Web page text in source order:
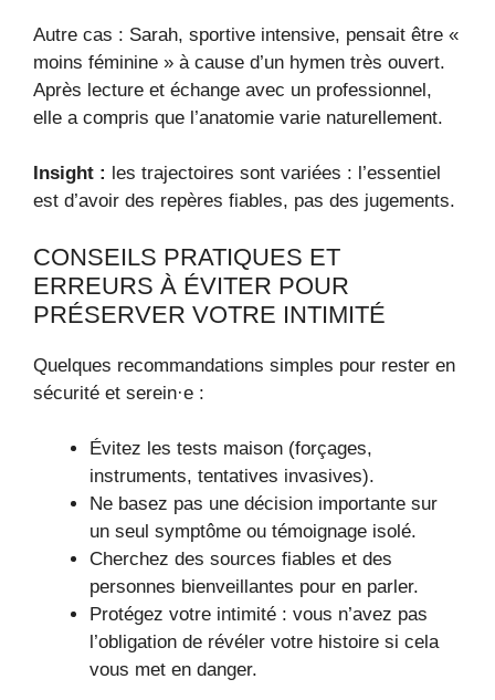
Autre cas : Sarah, sportive intensive, pensait être «
moins féminine » à cause d’un hymen très ouvert.
Après lecture et échange avec un professionnel,
elle a compris que l’anatomie varie naturellement.
Insight : les trajectoires sont variées : l’essentiel
est d’avoir des repères fiables, pas des jugements.
CONSEILS PRATIQUES ET
ERREURS À ÉVITER POUR
PRÉSERVER VOTRE INTIMITÉ
Quelques recommandations simples pour rester en
sécurité et serein·e :
Évitez les tests maison (forçages,
instruments, tentatives invasives).
Ne basez pas une décision importante sur
un seul symptôme ou témoignage isolé.
Cherchez des sources fiables et des
personnes bienveillantes pour en parler.
Protégez votre intimité : vous n’avez pas
l’obligation de révéler votre histoire si cela
vous met en danger.